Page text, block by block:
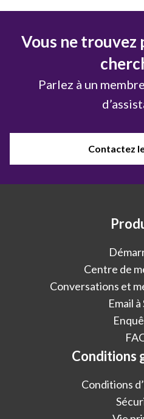
Vous ne trouvez
Parlez à un
Contactez
Centre de
Conversations et
Email à
Conditions
Conditions